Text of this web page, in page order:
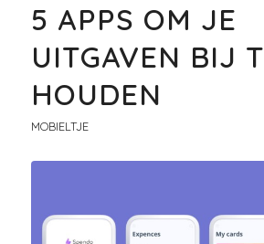
5 APPS OM JE
UITGAVEN BIJ
HOUDEN
MOBIELTJE